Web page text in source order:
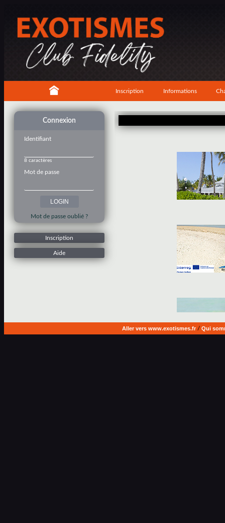
Inscription Informations
Connexion
Identifiant
8 caractères
Mot de passe
Mot de passe oublié ?
Inscription
Aide
Aller vers www.exotismes.fr/ Qui